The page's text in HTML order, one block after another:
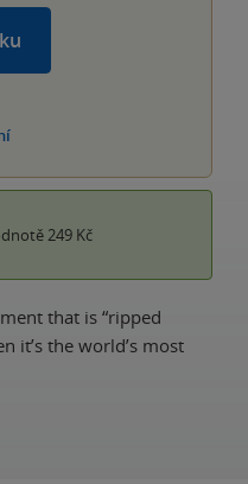
249 Kč
that is “ripped
it’s the world’s most